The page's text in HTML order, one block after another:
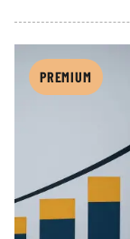
Přehled dat z
dokázaly
zásadní roli a
PREMIUM